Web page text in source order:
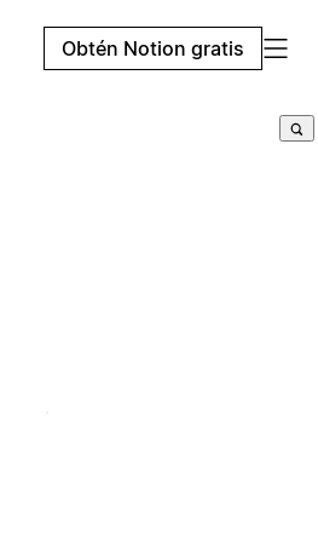
Obtén Notion gratis